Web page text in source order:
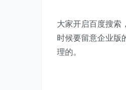
大家开启百度搜索
时候要留意企业版
理的。